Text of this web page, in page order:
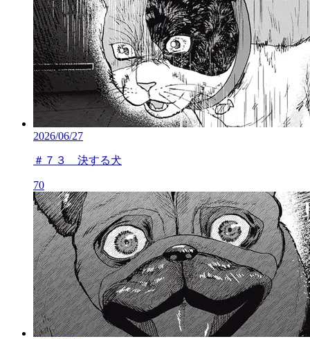
2026/06/27
＃７３ 決する犬
70